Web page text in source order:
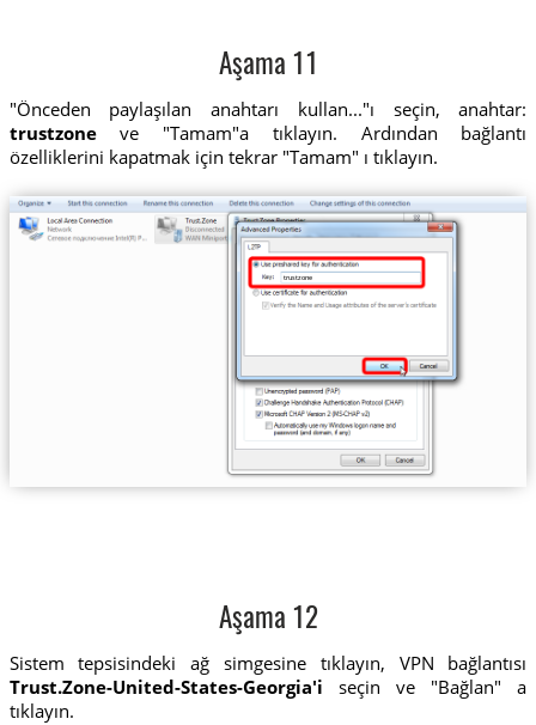
Aşama 11
"Önceden paylaşılan anahtarı kullan..."ı seçin, anahtar:
trustzoneve "Tamam"a tıklayın. Ardından bağlantı
özelliklerini kapatmak için tekrar "Tamam" ı tıklayın.
trustzone
Aşama 12
Sistem tepsisindeki ağ simgesine tıklayın, VPN bağlantısı
Trust.Zone-United-States-Georgia'i seçin ve "Bağlan" a
tıklayın.